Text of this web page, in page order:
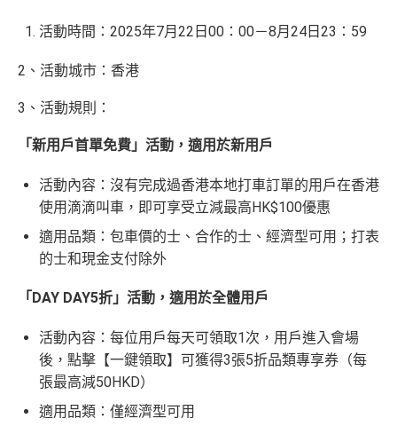
活動時間：2025年7月22日00：00－8月24日23：59
2、活動城市：香港
3、活動規則：
「新用戶首單免費」活動，適用於新用戶
活動內容：沒有完成過香港本地打車訂單的用戶在香港
使用滴滴叫車，即可享受立減最高HK$100優惠
適用品類：包車價的士、合作的士、經濟型可用；打表
的士和現金支付除外
「DAY DAY5折」活動，適用於全體用戶
活動內容：每位用戶每天可領取1次，用戶進入會場
後，點擊【一鍵領取】可獲得3張5折品類專享券（每
張最高減50HKD）
適用品類：僅經濟型可用